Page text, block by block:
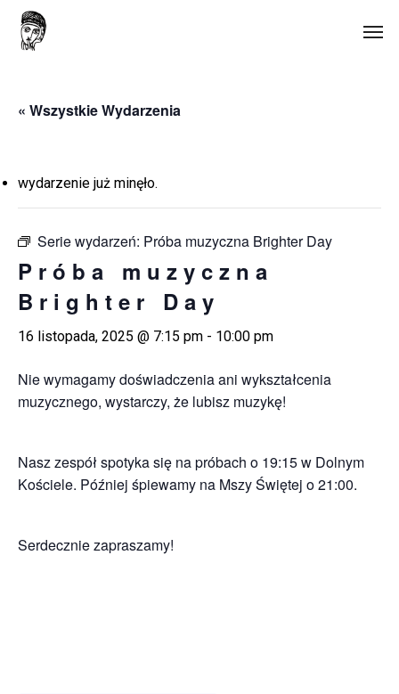
Skip
« Wszystkie Wydarzenia
wydarzenie już minęło.
Serie wydarzeń: Próba muzyczna Brighter Day
Próba muzyczna
Brighter Day
16 listopada, 2025 @ 7:15 pm - 10:00 pm
Nie wymagamy doświadczenia ani wykształcenia
muzycznego, wystarczy, że lubisz muzykę!
Nasz zespół spotyka się na próbach o 19:15 w Dolnym
Kościele. Później śpiewamy na Mszy Świętej o 21:00.
Serdecznie zapraszamy!